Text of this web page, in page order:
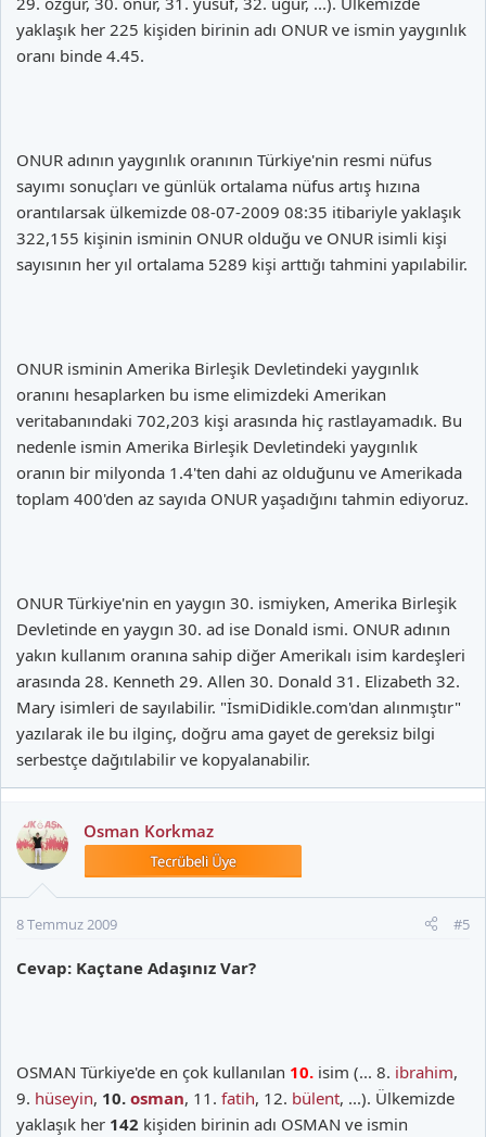
yaklaşık her 225 kişiden birinin adı ONUR ve ismin yaygınlık
oranı binde 4.45.
ONUR adının yaygınlık oranının Türkiye'nin resmi nüfus
sayımı sonuçları ve günlük ortalama nüfus artış hızına
orantılarsak ülkemizde 08-07-2009 08:35 itibariyle yaklaşık
322,155 kişinin isminin ONUR olduğu ve ONUR isimli kişi
sayısının her yıl ortalama 5289 kişi arttığı tahmini yapılabilir.
ONUR isminin Amerika Birleşik Devletindeki yaygınlık
oranını hesaplarken bu isme elimizdeki Amerikan
veritabanındaki 702,203 kişi arasında hiç rastlayamadık. Bu
nedenle ismin Amerika Birleşik Devletindeki yaygınlık
oranın bir milyonda 1.4'ten dahi az olduğunu ve Amerikada
toplam 400'den az sayıda ONUR yaşadığını tahmin ediyoruz.
ONUR Türkiye'nin en yaygın 30. ismiyken, Amerika Birleşik
Devletinde en yaygın 30. ad ise Donald ismi. ONUR adının
yakın kullanım oranına sahip diğer Amerikalı isim kardeşleri
arasında 28. Kenneth 29. Allen 30. Donald 31. Elizabeth 32.
Mary isimleri de sayılabilir. "İsmiDidikle.com'dan alınmıştır"
yazılarak ile bu ilginç, doğru ama gayet de gereksiz bilgi
serbestçe dağıtılabilir ve kopyalanabilir.
Osman Korkmaz
8 Temmuz 2009 #5
Cevap: Kaçtane Adaşınız Var?
OSMAN Türkiye'de en çok kullanılan 10. isim (... 8. ibrahim,
9. hüseyin, 10. osman, 11. fatih, 12. bülent, ...). Ülkemizde
yaklaşık her 142 kişiden birinin adı OSMAN ve ismin